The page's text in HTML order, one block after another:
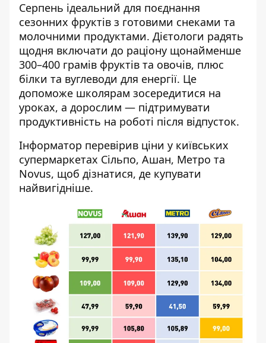
Серпень ідеальний для поєднання
сезонних фруктів з готовими снеками та
молочними продуктами. Дієтологи радять
щодня включати до раціону щонайменше
300–400 грамів фруктів та овочів, плюс
білки та вуглеводи для енергії. Це
допоможе школярам зосередитися на
уроках, а дорослим — підтримувати
продуктивність на роботі після відпусток.
Інформатор перевірив ціни у київських
супермаркетах Сільпо, Ашан, Метро та
Novus, щоб дізнатися, де купувати
найвигідніше.